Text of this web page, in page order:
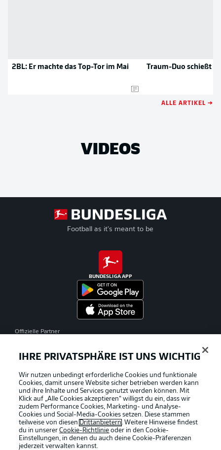
2BL: Er machte das Top-Tor im Mai Traum-Duo schießt
ALLE ARTIKEL →
VIDEOS
Football as it's meant to be
BUNDESLIGA APP
Offizielle Partner
IHRE PRIVATSPHÄRE IST UNS WICHTIG
Wir nutzen unbedingt erforderliche Cookies und funktionale
Cookies, damit unsere Website sicher betrieben werden kann
und ihre Inhalte und Services genutzt werden können. Mit
Klick auf „Alle Cookies akzeptieren“ willigst du ein, dass wir
zudem Performance Cookies, Marketing- und Analyse-
Cookies und Social-Media-Cookies setzen. Diese stammen
teilweise von diesen Drittanbietern. Weitere Hinweise findest
du in unsererCookie-Richtlinie oder in den Cookie-
Einstellungen, in denen du auch deine Cookie-Präferenzen
jederzeit verwalten kannst.